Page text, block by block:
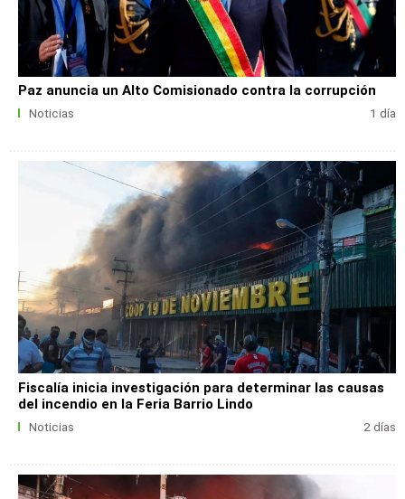
Paz anuncia un Alto Comisionado contra la corrupción
Noticias 1 día
Fiscalía inicia investigación para determinar las causas
del incendio en la Feria Barrio Lindo
Noticias 2 días